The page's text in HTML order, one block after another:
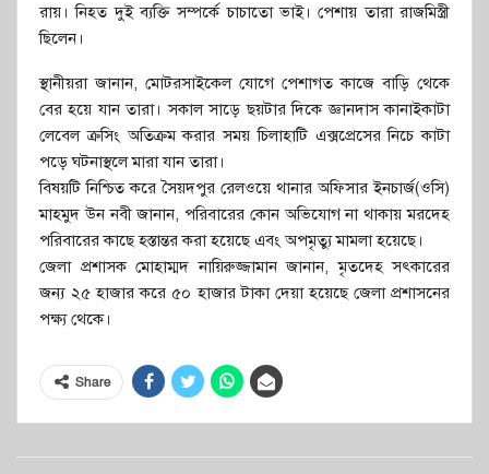
রায়। নিহত দুই ব্যক্তি সম্পর্কে চাচাতো ভাই। পেশায় তারা রাজমিস্ত্রী
ছিলেন।
স্থানীয়রা জানান, মোটরসাইকেল যোগে পেশাগত কাজে বাড়ি থেকে
বের হয়ে যান তারা। সকাল সাড়ে ছয়টার দিকে জ্ঞানদাস কানাইকাটা
লেবেল ক্রসিং অতিক্রম করার সময় চিলাহাটি এক্সপ্রেসের নিচে কাটা
পড়ে ঘটনাস্থলে মারা যান তারা।
বিষয়টি নিশ্চিত করে সৈয়দপুর রেলওয়ে থানার অফিসার ইনচার্জ(ওসি)
মাহমুদ উন নবী জানান, পরিবারের কোন অভিযোগ না থাকায় মরদেহ
পরিবারের কাছে হস্তান্তর করা হয়েছে এবং অপমৃত্যু মামলা হয়েছে।
জেলা প্রশাসক মোহাম্মদ নায়িরুজ্জামান জানান, মৃতদেহ সৎকারের
জন্য ২৫ হাজার করে ৫০ হাজার টাকা দেয়া হয়েছে জেলা প্রশাসনের
পক্ষ্য থেকে।
Share